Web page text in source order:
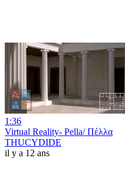
1:36
Virtual Reality- Pella/ Πέλλα
THUCYDIDE
il y a 12 ans